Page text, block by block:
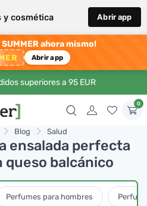
y cosmética Abrir app
ahora mismo!
Abrir app
superiores a 95 EUR
0
Blog Salud
ensalada perfecta
queso balcánico
Perfumes para hombres